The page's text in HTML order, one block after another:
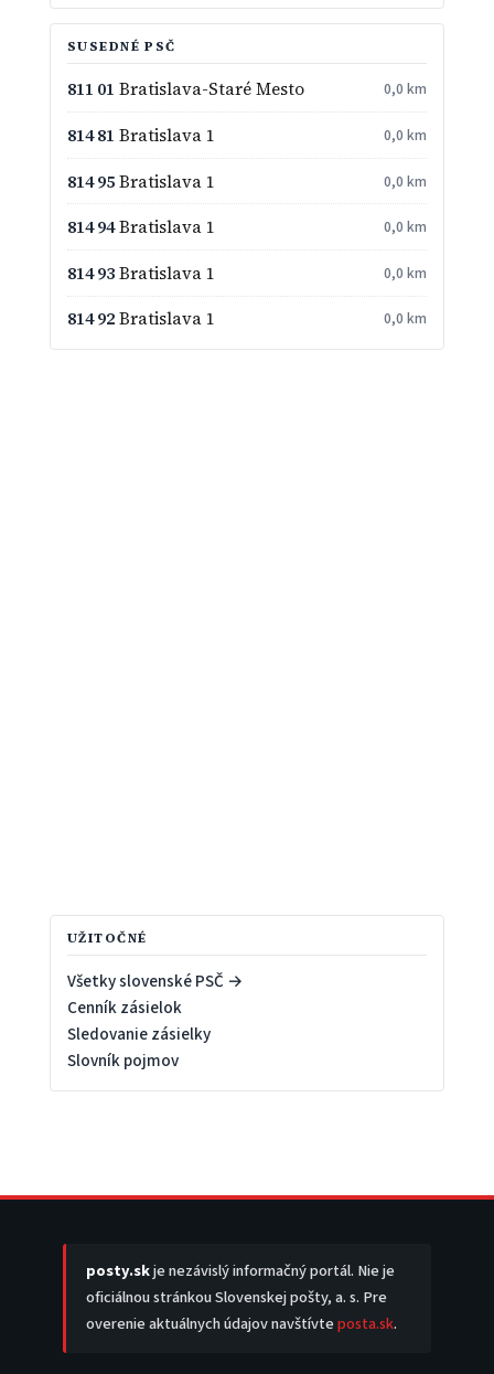
SUSEDNÉ PSČ
811 01 Bratislava-Staré Mesto 0,0 km
814 81 Bratislava 1 0,0 km
814 95Bratislava 1 0,0 km
814 94Bratislava 1 0,0 km
814 93Bratislava 1 0,0 km
814 92Bratislava 1 0,0 km
UŽITOČNÉ
Všetky slovenské PSČ →
Cenník zásielok
Sledovanie zásielky
Slovník pojmov
posty.skje nezávislý informačný portál. Nie je
oficiálnou stránkou Slovenskej pošty, a. s. Pre
overenie aktuálnych údajov navštívteposta.sk.